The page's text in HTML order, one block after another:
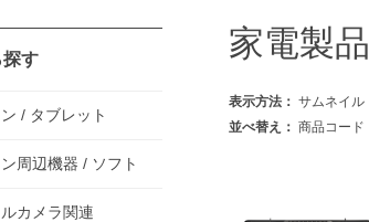
探す
/ タブレット
周辺機器 / ソフト
カメラ関連
家電製品
表示方法： サムネイル
並べ替え： 商品コード